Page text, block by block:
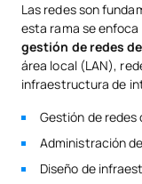
Las redes son
esta rama se
gestión de redes
área local (LAN),
infraestructura de
Gestión de
Administración
Diseño de